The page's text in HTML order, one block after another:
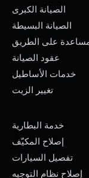
الصيانة الكبرى
الصيانة البسيطة
على الطريق
عقود الصيانة
خدمات الأساطيل
تغيير الزيت
خدمة البطارية
إصلاح المكيّف
تفصيل السيارات
إصلاح نظام التوجيه